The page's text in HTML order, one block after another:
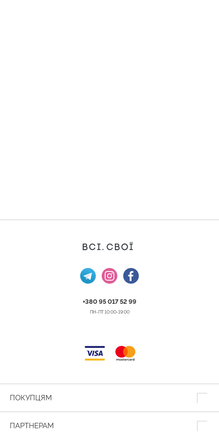
+380 95 017 52 99
ПН-ПТ 10:00-19:00
ПОКУПЦЯМ
ПАРТНЕРАМ